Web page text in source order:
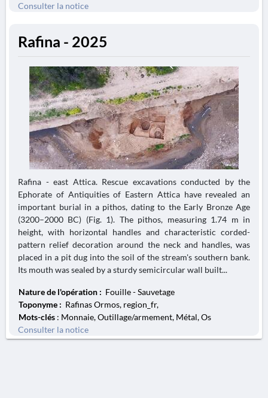
Consulter la notice
Rafina - 2025
Rafina - east Attica. Rescue excavations conducted by the
Ephorate of Antiquities of Eastern Attica have revealed an
important burial in a pithos, dating to the Early Bronze Age
(3200–2000 BC) (Fig. 1). The pithos, measuring 1.74 m in
height, with horizontal handles and characteristic corded-
pattern relief decoration around the neck and handles, was
placed in a pit dug into the soil of the stream's southern bank.
Its mouth was sealed by a sturdy semicircular wall built...
Nature de l'opération : Fouille - Sauvetage
Toponyme : Rafinas Ormos, region_fr,
Mots-clés : Monnaie, Outillage/armement, Métal, Os
Consulter la notice